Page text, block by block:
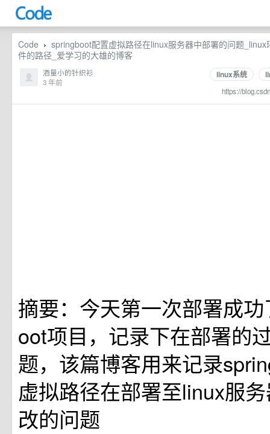
Code › springboot配置虚拟路径在linux服务器中部署的问题
件的路径_爱学习的大雄的博客
linux系统
https://
酒量小的针织衫
3 年前
摘要：今天第一次部署成
oot项目，记录下在部署的
题，该篇博客用来记录
虚拟路径在部署至linux服
改的问题